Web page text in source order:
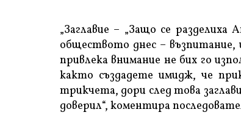
„Заглавие – „Защо се
обществото днес –
привлека внимание не бих го
както създадете имидж, че
трикчета, дори след това
доверил“, коментира